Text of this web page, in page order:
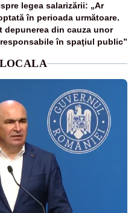
legea salarizării: „Ar
în perioada următoare.
depunerea din cauza unor
în spaţiul public”